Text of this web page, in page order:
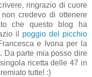
ringrazio di cuore
credevo di ottenere
che questo blog ha
il poggio del picchio
e Ivona per la
Da parte mia posso dire
ricetta delle 47 in
tutte! :)